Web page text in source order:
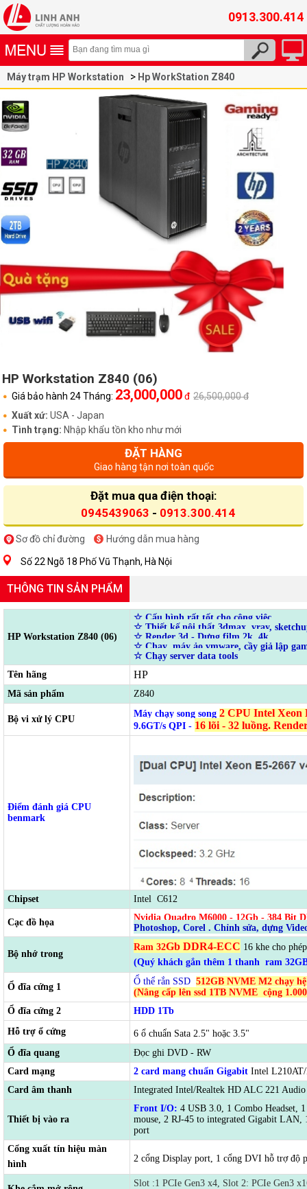
0913.300.414
Máy trạm HP Workstation Hp WorkStation Z840
HP Workstation Z840 (06)
Giá bảo hành 24 Tháng: 23,000,000đ 26,500,000 đ
Xuất xứ: USA - Japan
Tình trạng: Nhập khẩu tồn kho như mới
ĐẶT HÀNG
Giao hàng tận nơi toàn quốc
Đặt mua qua điện thoại:
0945439063 - 0913.300.414
Sơ đồ chỉ đường Hướng dẫn mua hàng
Số 22 Ngõ 18 Phố Vũ Thạnh, Hà Nội
THÔNG TIN SẢN PHẨM
HP Workstation Z840 (06)
☆ Cấu hình rất tốt cho công việc
☆ Thiết kế nội thất 3dmax, vray,
☆ Render 3d - Dựng film 2k, 4k
☆ Chạy máy ảo vmware, cầy giả lập
☆ Chạy server data tools
Tên hãng
HP
Mã sản phẩm Z840
Bộ vi xử lý CPU
Máy chạy song song 2 CPU Intel Xeon
9.6GT/s QPI - 16 lõi - 32 luồng.
Điểm đánh giá CPU
benmark
Chipset Intel C612
Cạc đồ họa Nvidia Quadro M6000 - 12Gb -384 Bit
Photoshop, Corel . Chỉnh sửa, dựng
Bộ nhớ trong
Ram 32Gb DDR4-ECC 16 khe cho
(Quý khách gắn thêm 1 thanh ram
Ổ đĩa cứng 1
Ổ thể rắn SSD 512GB NVME M2 chạy
(Nâng cấp lên ssd 1TB NVME cộng
Ổ đĩa cứng 2
HDD 1Tb
Hỗ trợ ổ cứng
6 ổ chuẩn Sata 2.5" hoặc 3.5"
Ổ đĩa quang
Đọc ghi DVD - RW
Card mạng
2 card mang chuẩn Gigabit Intel
Card âm thanh
Integrated Intel/Realtek HD ALC 221 Audio
Thiết bị vào ra
Front I/O: 4 USB 3.0, 1 Combo Headset,
mouse, 2 RJ-45 to integrated Gigabit
port
Cổng xuất tín hiệu màn
hình
2 cổng Display port, 1 cổng DVI hỗ trợ độ
Slot :1 PCIe Gen3 x4, Slot 2: PCIe Gen3